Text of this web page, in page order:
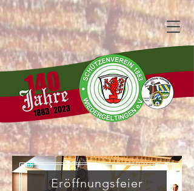
Eröffnungsfeier